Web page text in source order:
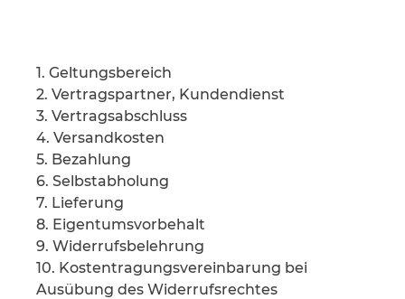
1. Geltungsbereich
2. Vertragspartner, Kundendienst
3. Vertragsabschluss
4. Versandkosten
5. Bezahlung
6. Selbstabholung
7. Lieferung
8. Eigentumsvorbehalt
9. Widerrufsbelehrung
10. Kostentragungsvereinbarung bei
Ausübung des Widerrufsrechtes